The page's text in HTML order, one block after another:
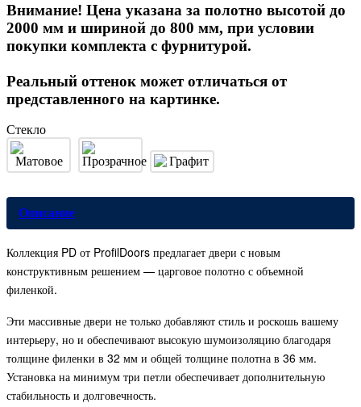
Внимание! Цена указана за полотно высотой до
2000 мм и шириной до 800 мм, при условии
покупки комплекта с фурнитурой.
Реальный оттенок может отличаться от
представленного на картинке.
Стекло
Описание
Коллекция PD от ProfilDoors предлагает двери с новым
конструктивным решением — царговое полотно с объемной
филенкой.
Эти массивные двери не только добавляют стиль и роскошь вашему
интерьеру, но и обеспечивают высокую шумоизоляцию благодаря
толщине филенки в 32 мм и общей толщине полотна в 36 мм.
Установка на минимум три петли обеспечивает дополнительную
стабильность и долговечность.